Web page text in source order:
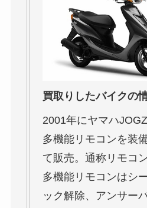
買取りしたバイクの
2001年にヤマハ
多機能リモコンを装
て販売。通称リモコ
多機能リモコンはシ
ック解除、アンサー